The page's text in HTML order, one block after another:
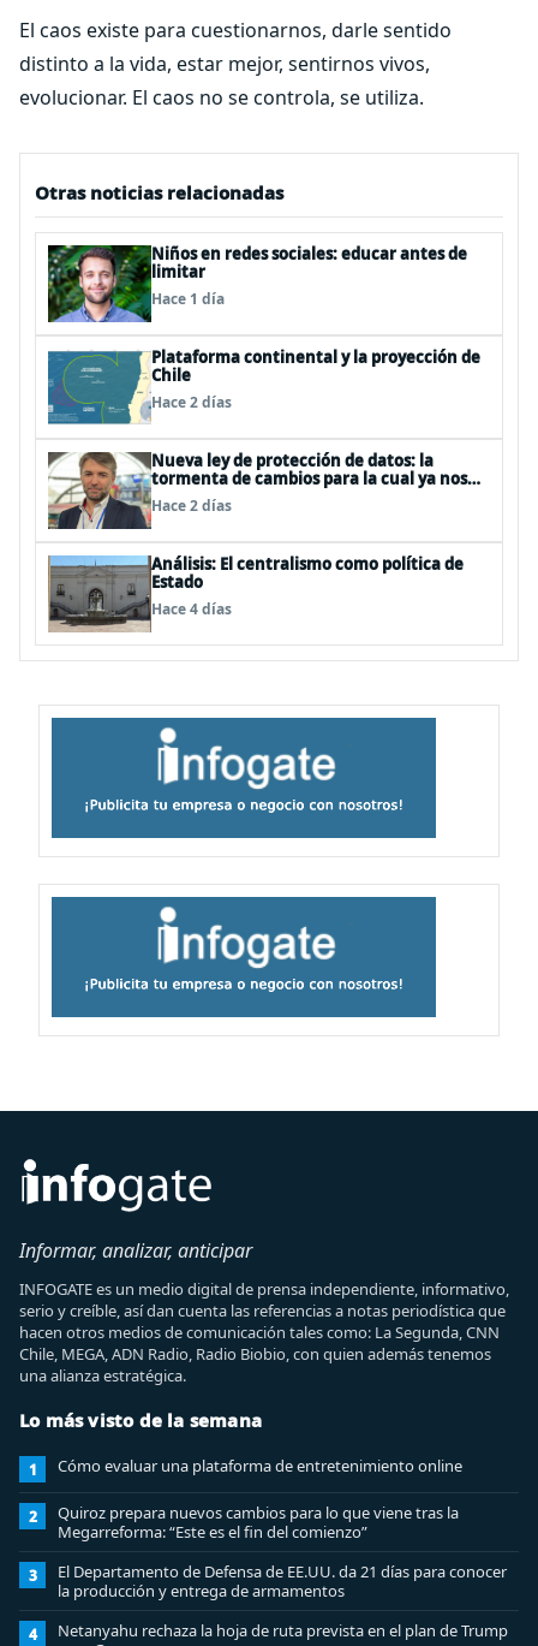
El caos existe para cuestionarnos, darle sentido
distinto a la vida, estar mejor, sentirnos vivos,
evolucionar. El caos no se controla, se utiliza.
Otras noticias relacionadas
Niños en redes sociales: educar antes de
limitar
Hace 1 día
Plataforma continental y la proyección de
Chile
Hace 2 días
Nueva ley de protección de datos: la
tormenta de cambios para la cual ya nos
deberíamos estar preparando
Hace 2 días
Análisis: El centralismo como política de
Estado
Hace 4 días
Informar, analizar, anticipar
INFOGATE es un medio digital de prensa independiente, informativo,
serio y creíble, así dan cuenta las referencias a notas periodística que
hacen otros medios de comunicación tales como: La Segunda, CNN
Chile, MEGA, ADN Radio, Radio Biobio, con quien además tenemos
una alianza estratégica.
Lo más visto de la semana
1 Cómo evaluar una plataforma de entretenimiento online
2
Quiroz prepara nuevos cambios para lo que viene tras la
Megarreforma: “Este es el fin del comienzo”
3
El Departamento de Defensa de EE.UU. da 21 días para conocer
la producción y entrega de armamentos
4
Netanyahu rechaza la hoja de ruta prevista en el plan de Trump